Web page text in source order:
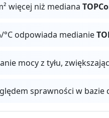
więcej niż mediana
°C odpowiada medianie
mocy z tyłu,
sprawności w bazie